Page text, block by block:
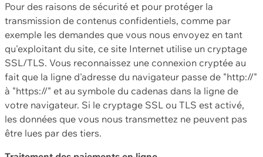
Pour des raisons de sécurité et pour protéger la
transmission de contenus confidentiels, comme par
exemple les demandes que vous nous envoyez en tant
qu'exploitant du site, ce site Internet utilise un cryptage
SSL/TLS. Vous reconnaissez une connexion cryptée au
fait que la ligne d'adresse du navigateur passe de "http://"
à "https://" et au symbole du cadenas dans la ligne de
votre navigateur. Si le cryptage SSL ou TLS est activé,
les données que vous nous transmettez ne peuvent pas
être lues par des tiers.